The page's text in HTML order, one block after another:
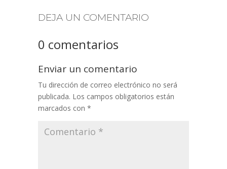
DEJA UN COMENTARIO
0 comentarios
Enviar un comentario
Tu dirección de correo electrónico no será
publicada. Los campos obligatorios están
marcados con *